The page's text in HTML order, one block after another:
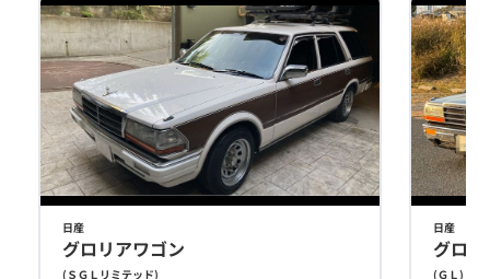
日産
グロリアワゴン
( ＳＧＬリミテッド)
日産
グロ
(ＧＬ)